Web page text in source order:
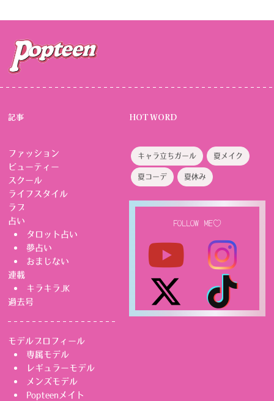
記事
ファッション
ビューティー
スクール
ライフスタイル
ラブ
占い
タロット占い
夢占い
おまじない
連載
キラキラJK
過去号
モデルプロフィール
専属モデル
レギュラーモデル
メンズモデル
Popteenメイト
HOT WORD
キャラ立ちガール 夏メイク
夏コーデ 夏休み
FOLLOW ME♡